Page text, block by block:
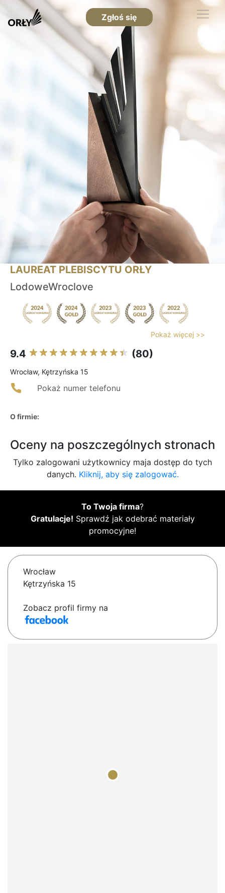
Zgłoś się
LAUREAT PLEBISCYTU ORŁY
LodoweWroclove
Pokaż więcej >>
9.4 (80)
Wrocław, Kętrzyńska 15
Pokaż numer telefonu
O firmie:
Oceny na poszczególnych stronach
Tylko zalogowani użytkownicy maja dostęp do tych
danych. Kliknij, aby się zalogować.
To Twoja firma?
Gratulacje! Sprawdź jak odebrać materiały
promocyjne!
Wrocław
Kętrzyńska 15
Zobacz profil firmy na